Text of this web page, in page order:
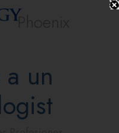
Phoenix
un